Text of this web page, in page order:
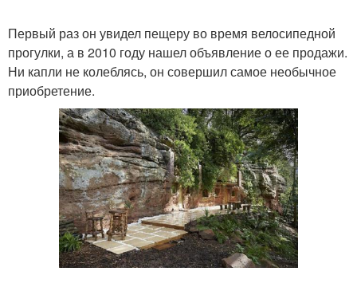
Первый раз он увидел пещеру во время велосипедной
прогулки, а в 2010 году нашел объявление о ее продажи.
Ни капли не колеблясь, он совершил самое необычное
приобретение.